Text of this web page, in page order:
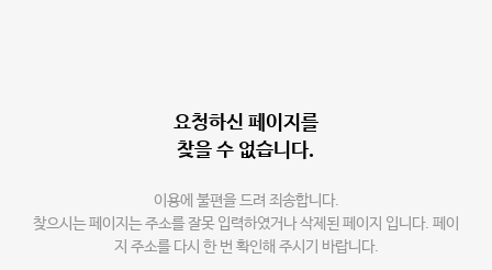
요청하신 페이지를
찾을 수 없습니다.
이용에 불편을 드려 죄송합니다.
찾으시는 페이지는 주소를 잘못 입력하였거나 삭제된 페이지 입니다. 페이
지 주소를 다시 한 번 확인해 주시기 바랍니다.